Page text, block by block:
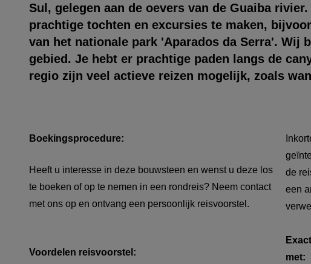
Sul, gelegen aan de oevers van de Guaiba
prachtige tochten en excursies te maken,
van het nationale park 'Aparados da Serra'. Wij
gebied. Je hebt er prachtige paden langs de
regio zijn veel actieve reizen mogelijk, zoals
Boekingsprocedure:
Heeft u interesse in deze bouwsteen en wenst u deze los
te boeken of op te nemen in een rondreis? Neem contact
met ons op en ontvang een persoonlijk reisvoorstel.
Voordelen reisvoorstel:
de
een
met: